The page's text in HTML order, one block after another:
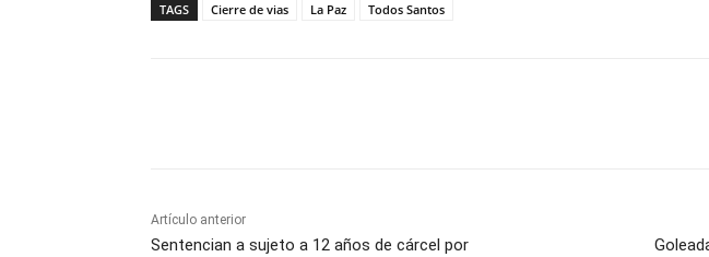
TAGS Cierre de vias La Paz Todos Santos
Artículo anterior
Sentencian a sujeto a 12 años de cárcel por